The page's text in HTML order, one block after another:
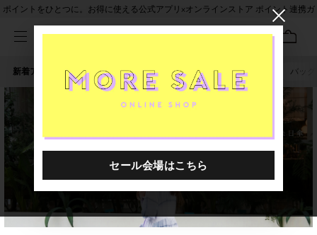
ポイントをひとつに。お得に使える公式アプリ×オンラインストア ポイント連携ガ
新着アイテム 人気ワード セール 40th限定 ピアス バッグ